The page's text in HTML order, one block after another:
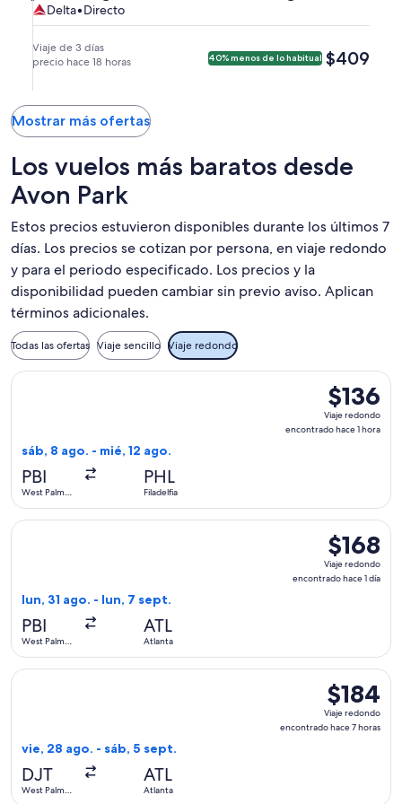
a
West
Palm
Beach
y
llegada
a
las
p. m.
Atlanta.
y
llegada
a
West
Palm
Beach
(PBI)
a
(ATL).
el
jue.,
13
ago.
las
12:55
p. m.
de
West
Palm
y
llegada
a
las
2:53
p. m.
a
Atlanta.
dom.,
ago.
de
Atlanta
a
las
3:51
p. m.
West
Palm
Beach.
Delta,
vuelo
directo
Delta•Directo
Delta
Viaje de 3 días
precio hace 18 horas
40% menos de lo habitual $409
$409
Mostrar más ofertas
Los vuelos más baratos desde
Avon Park
Estos precios estuvieron disponibles durante los últimos 7
días. Los precios se cotizan por persona, en viaje redondo
y para el periodo especificado. Los precios y la
disponibilidad pueden cambiar sin previo aviso. Aplican
términos adicionales.
Todas las ofertas Viaje sencillo Viaje redondo
$136
Viaje
redondo,
hora
$136
Viaje redondo
encontrado hace 1 hora
sáb, 8 ago. - mié, 12 ago.
PBI
West Palm
PHL
Filadelfia
Seleccionar vuelo de Frontier Airlines, con salida el sáb, 8
$168
Viaje
redondo,
día
$168
Viaje redondo
encontrado hace 1 día
lun, 31 ago. - lun, 7 sept.
PBI
West Palm
ATL
Atlanta
Seleccionar vuelo de Frontier Airlines, con salida el lun, 31
$184
Viaje
redondo,
$184
Viaje redondo
encontrado hace 7 horas
vie, 28 ago. - sáb, 5 sept.
DJT
West Palm
ATL
Atlanta
Seleccionar vuelo de Frontier Airlines, con salida el vie, 28